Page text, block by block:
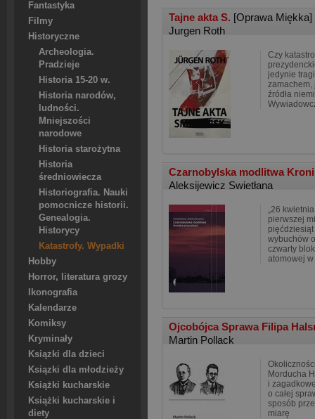
Fantastyka
Filmy
Historyczne
Archeologia.
Pradzieje
Historia 15-20 w.
Historia narodów,
ludności.
Mniejszości
narodowe
Historia starożytna
Historia
średniowiecza
Historiografia. Nauki
pomocnicze historii.
Genealogia.
Historycy
Katastrofy. Wypadki
Hobby
Horror, literatura grozy
Ikonografia
Kalendarze
Komiksy
Kryminały
Ksiązki dla dzieci
Ksiązki dla młodzieży
Książki kucharskie
Książki kucharskie i
diety
Tajne akta S. [Oprawa Miękka]
Jurgen Roth
Czy
jedynie
zamachem,
źródła
Czarnobylska modlitwa
Aleksijewicz Swietłana
„26
pierwszej
wybuchów
czwarty
atomowej
Ojcobójca Sprawa Filipa
Martin Pollack
Morducha
i
o całej
sposób
miarę